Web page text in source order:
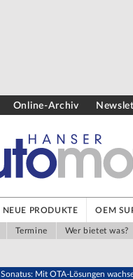
Online-Archiv
NEUE PRODUKTE OEM
Termine Wer bietet was?
Sonatus: Mit OTA-Lösungen